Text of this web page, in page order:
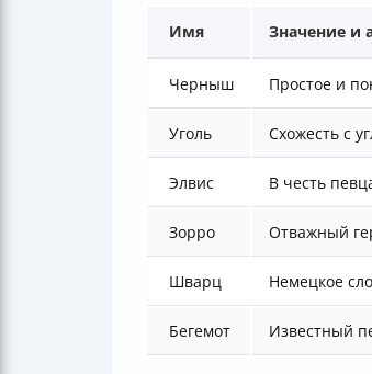
Имя Значение и
Черныш Простое и
Уголь Схожесть с
Элвис В честь
Зорро Отважный
Шварц Немецкое
Бегемот Известный